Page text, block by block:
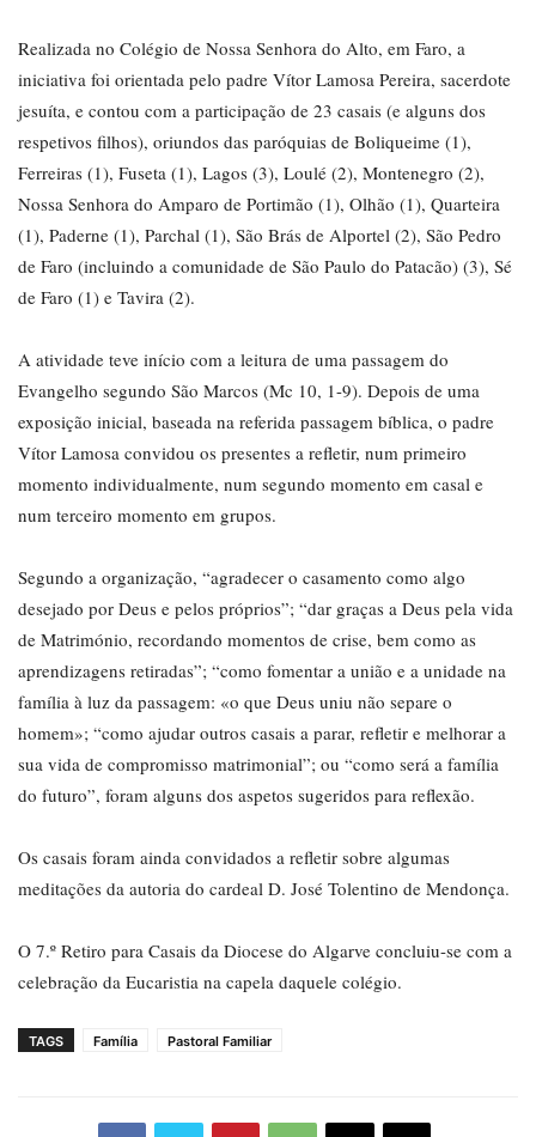
Realizada no Colégio de Nossa Senhora do Alto, em Faro, a
iniciativa foi orientada pelo padre Vítor Lamosa Pereira, sacerdote
jesuíta, e contou com a participação de 23 casais (e alguns dos
respetivos filhos), oriundos das paróquias de Boliqueime (1),
Ferreiras (1), Fuseta (1), Lagos (3), Loulé (2), Montenegro (2),
Nossa Senhora do Amparo de Portimão (1), Olhão (1), Quarteira
(1), Paderne (1), Parchal (1), São Brás de Alportel (2), São Pedro
de Faro (incluindo a comunidade de São Paulo do Patacão) (3), Sé
de Faro (1) e Tavira (2).
A atividade teve início com a leitura de uma passagem do
Evangelho segundo São Marcos (Mc 10, 1-9). Depois de uma
exposição inicial, baseada na referida passagem bíblica, o padre
Vítor Lamosa convidou os presentes a refletir, num primeiro
momento individualmente, num segundo momento em casal e
num terceiro momento em grupos.
Segundo a organização, “agradecer o casamento como algo
desejado por Deus e pelos próprios”; “dar graças a Deus pela vida
de Matrimónio, recordando momentos de crise, bem como as
aprendizagens retiradas”; “como fomentar a união e a unidade na
família à luz da passagem: «o que Deus uniu não separe o
homem»; “como ajudar outros casais a parar, refletir e melhorar a
sua vida de compromisso matrimonial”; ou “como será a família
do futuro”, foram alguns dos aspetos sugeridos para reflexão.
Os casais foram ainda convidados a refletir sobre algumas
meditações da autoria do cardeal D. José Tolentino de Mendonça.
O 7.º Retiro para Casais da Diocese do Algarve concluiu-se com a
celebração da Eucaristia na capela daquele colégio.
TAGS Família Pastoral Familiar